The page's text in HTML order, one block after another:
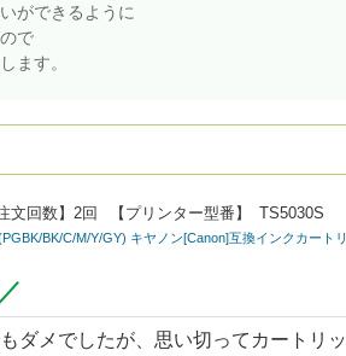
ができるように
で
ます。
文回数】 2回 【プリンター型番】 TS5030S
BK/C/M/Y/GY) キヤノン[Canon]互換インクカート
ダメでしたが、思い切ってカートリ